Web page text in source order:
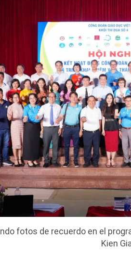
fotos de recuerdo en el
Kien